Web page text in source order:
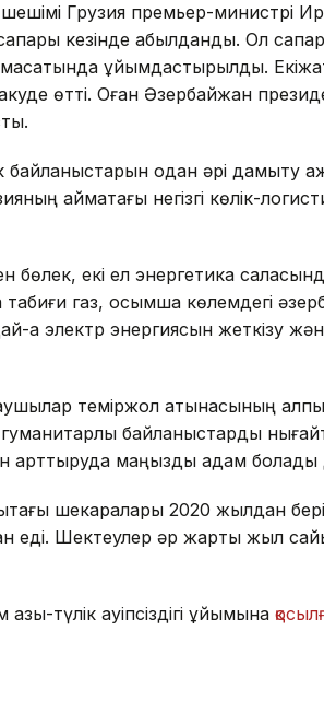
шешімі Грузия премьер-министрі
кезінде қабылданды. Ол
ұйымдастырылды.
өтті. Оған Әзербайжан
одан әрі дамыту
аймақтағы негізгі көлік-
бөлек, екі ел энергетика
табиғи газ, қосымша көлемдегі
ақ электр энергиясын жеткізу
теміржол қатынасының
байланыстарды
арттыруда маңызды қадам болады
шекаралары 2020 жылдан
еді. Шектеулер әр жарты жыл
түлік қауіпсіздігі ұйымына